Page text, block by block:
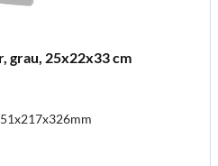
grau, 25x22x33 cm